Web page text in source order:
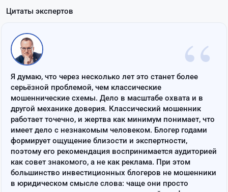
Цитаты экспертов
“
Я думаю, что через несколько лет это станет более
серьёзной проблемой, чем классические
мошеннические схемы. Дело в масштабе охвата и в
другой механике доверия. Классический мошенник
работает точечно, и жертва как минимум понимает, что
имеет дело с незнакомым человеком. Блогер годами
формирует ощущение близости и экспертности,
поэтому его рекомендация воспринимается аудиторией
как совет знакомого, а не как реклама. При этом
большинство инвестиционных блогеров не мошенники
в юридическом смысле слова: чаще они просто